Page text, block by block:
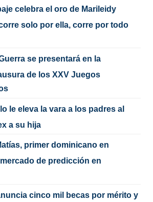
celebra el oro de Marileidy
solo por ella, corre por todo
se presentará en la
de los XXV Juegos
le eleva la vara a los padres al
a su hija
primer dominicano en
de predicción en
cinco mil becas por mérito y